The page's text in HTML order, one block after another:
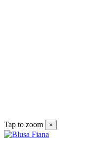
Tap to zoom ×